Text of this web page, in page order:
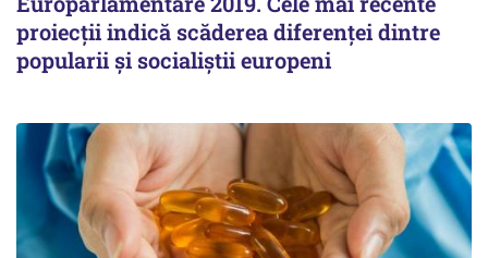
proiecţii indică scăderea diferenţei dintre
popularii şi socialiştii europeni